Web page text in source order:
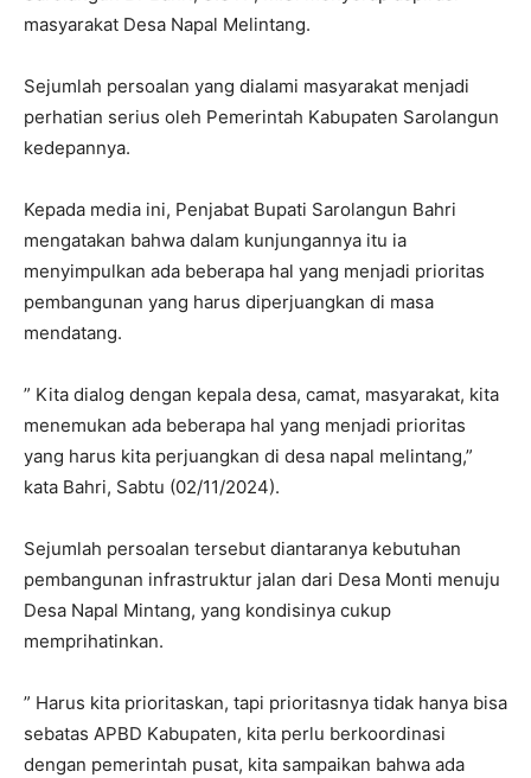
masyarakat Desa Napal Melintang.
Sejumlah persoalan yang dialami masyarakat menjadi
perhatian serius oleh Pemerintah Kabupaten Sarolangun
kedepannya.
Kepada media ini, Penjabat Bupati Sarolangun Bahri
mengatakan bahwa dalam kunjungannya itu ia
menyimpulkan ada beberapa hal yang menjadi prioritas
pembangunan yang harus diperjuangkan di masa
mendatang.
” Kita dialog dengan kepala desa, camat, masyarakat, kita
menemukan ada beberapa hal yang menjadi prioritas
yang harus kita perjuangkan di desa napal melintang,”
kata Bahri, Sabtu (02/11/2024).
Sejumlah persoalan tersebut diantaranya kebutuhan
pembangunan infrastruktur jalan dari Desa Monti menuju
Desa Napal Mintang, yang kondisinya cukup
memprihatinkan.
” Harus kita prioritaskan, tapi prioritasnya tidak hanya bisa
sebatas APBD Kabupaten, kita perlu berkoordinasi
dengan pemerintah pusat, kita sampaikan bahwa ada